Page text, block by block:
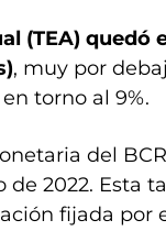
(TEA) quedó
, muy por
torno al 9%.
del
2022. Esta
fijada por